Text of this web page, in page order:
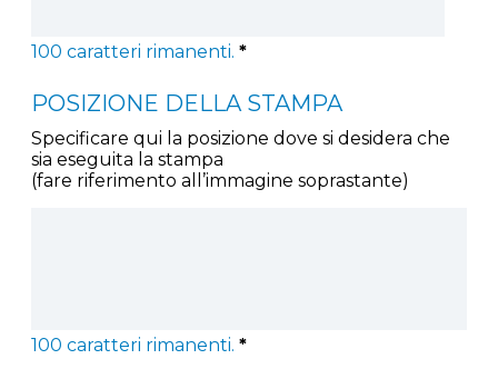
100 caratteri rimanenti. *
POSIZIONE DELLA STAMPA
Specificare qui la posizione dove si desidera che
sia eseguita la stampa
(fare riferimento all’immagine soprastante)
100 caratteri rimanenti. *